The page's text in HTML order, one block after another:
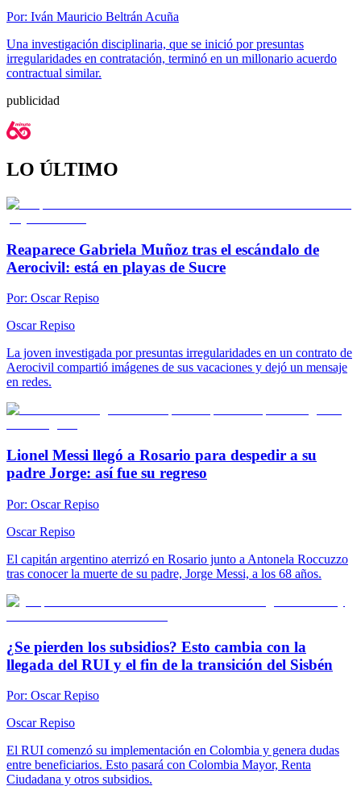
Por: Iván Mauricio Beltrán Acuña
Una investigación disciplinaria, que se inició por presuntas
irregularidades en contratación, terminó en un millonario acuerdo
contractual similar.
publicidad
LO ÚLTIMO
Reaparece Gabriela Muñoz tras el escándalo de
Aerocivil: está en playas de Sucre
Por: Oscar Repiso
Oscar Repiso
La joven investigada por presuntas irregularidades en un contrato de
Aerocivil compartió imágenes de sus vacaciones y dejó un mensaje
en redes.
Lionel Messi llegó a Rosario para despedir a su
padre Jorge: así fue su regreso
Por: Oscar Repiso
Oscar Repiso
El capitán argentino aterrizó en Rosario junto a Antonela Roccuzzo
tras conocer la muerte de su padre, Jorge Messi, a los 68 años.
¿Se pierden los subsidios? Esto cambia con la
llegada del RUI y el fin de la transición del Sisbén
Por: Oscar Repiso
Oscar Repiso
El RUI comenzó su implementación en Colombia y genera dudas
entre beneficiarios. Esto pasará con Colombia Mayor, Renta
Ciudadana y otros subsidios.